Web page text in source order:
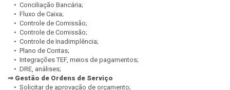
• Conciliação Bancária;
• Fluxo de Caixa;
• Controle de Comissão;
• Controle de Comissão;
• Controle de Inadimplência;
• Plano de Contas;
• Integrações TEF, meios de pagamentos;
• DRE, análises;
⇒ Gestão de Ordens de Serviço
• Solicitar de aprovação de orçamento;